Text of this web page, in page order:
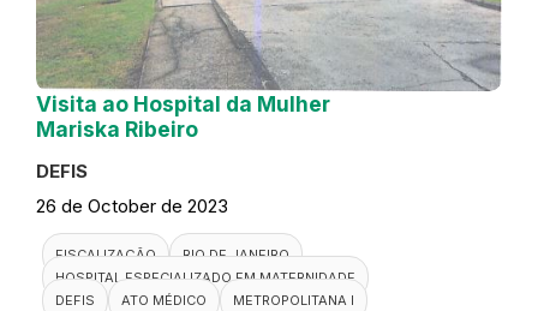
Visita ao Hospital da Mulher
Mariska Ribeiro
DEFIS
26 de October de 2023
FISCALIZAÇÃO
RIO DE JANEIRO
HOSPITAL ESPECIALIZADO EM MATERNIDADE
DEFIS
ATO MÉDICO METROPOLITANA I